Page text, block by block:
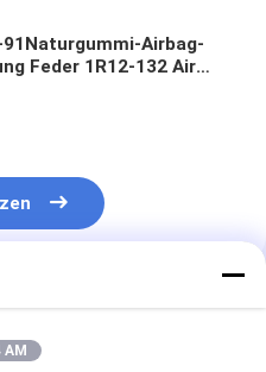
91Naturgummi-Airbag-
Feder 1R12-132 Air
AM